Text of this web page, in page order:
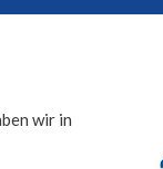
wir in